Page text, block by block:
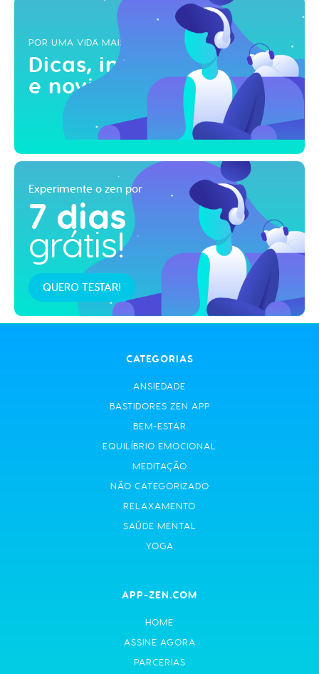
POR UMA VIDA MAIS ZEN
Dicas, inspirações
e novidades!
Experimente o zen por
7 dias
grátis!
QUERO TESTAR!
CATEGORIAS
ANSIEDADE
BASTIDORES ZEN APP
BEM-ESTAR
EQUILÍBRIO EMOCIONAL
MEDITAÇÃO
NÃO CATEGORIZADO
RELAXAMENTO
SAÚDE MENTAL
YOGA
APP-ZEN.COM
HOME
ASSINE AGORA
PARCERIAS